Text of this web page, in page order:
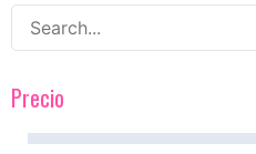
Precio